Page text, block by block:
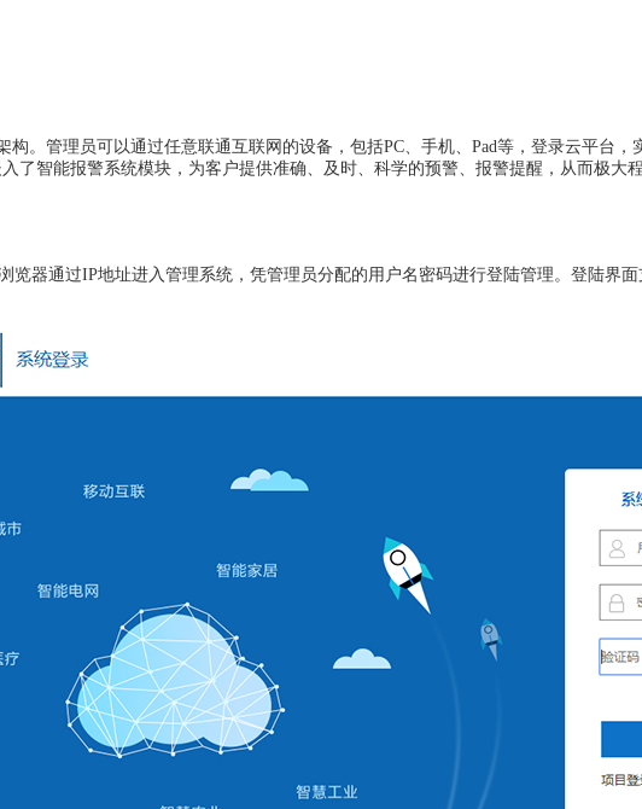
构。管理员可以通过任意联通互联网的设备，包括PC、手机、Pad等，登录云平台，
了智能报警系统模块，为客户提供准确、及时、科学的预警、报警提醒，从而极大
览器通过IP地址进入管理系统，凭管理员分配的用户名密码进行登陆管理。登陆界面